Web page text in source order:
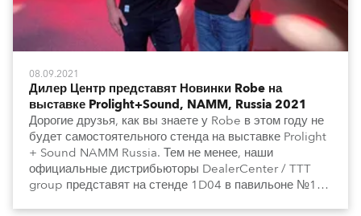
08.09.2021
Дилер Центр представят Новинки Robe на
выставке Prolight+Sound, NAMM, Russia 2021
Дорогие друзья, как вы знаете у Robe в этом году не
будет самостоятельного стенда на выставке Prolight
+ Sound NAMM Russia. Тем не менее, наши
официальные дистрибьюторы DealerCenter / TTT
group представят на стенде 1D04 в павильоне №1